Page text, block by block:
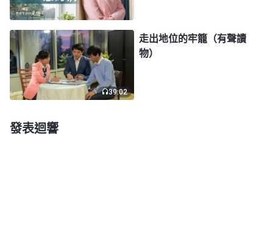
感覺不錯，很合乎口味，順服之後一順百順，心裏踏
實平安没有責備而且快樂高興，生命長進一大步。不
合你觀念的事要順服起來就像咽沙子，難以下咽，難
受啊，扎心哪，痛苦啊，有理不能講，心裏憋屈，一
肚子全是委屈，没處訴説
道交通中説：「學會順服，這是最根本的功課。神的
39:02
走出地位的牢籠（有聲讀
物）
發表迴響